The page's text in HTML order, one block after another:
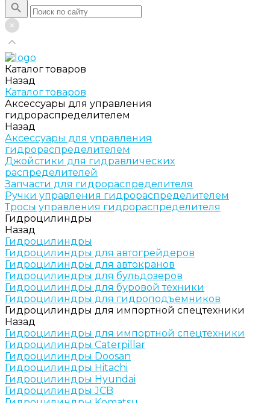
Каталог товаров
Назад
Каталог товаров
Аксессуары для управления
гидрораспределителем
Назад
Аксессуары для управления
гидрораспределителем
Джойстики для гидравлических
распределителей
Запчасти для гидрораспределителя
Ручки управления гидрораспределителем
Тросы управления гидрораспределителя
Гидроцилиндры
Назад
Гидроцилиндры
Гидроцилиндры для автогрейдеров
Гидроцилиндры для автокранов
Гидроцилиндры для бульдозеров
Гидроцилиндры для буровой техники
Гидроцилиндры для гидроподъемников
Гидроцилиндры для импортной спецтехники
Назад
Гидроцилиндры для импортной спецтехники
Гидроцилиндры Caterpillar
Гидроцилиндры Doosan
Гидроцилиндры Hitachi
Гидроцилиндры Hyundai
Гидроцилиндры JCB